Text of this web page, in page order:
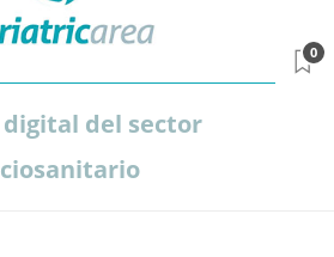
digital del sector
0